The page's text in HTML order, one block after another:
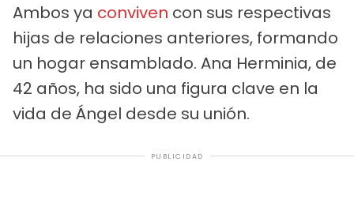
Ambos ya conviven con sus respectivas
hijas de relaciones anteriores, formando
un hogar ensamblado. Ana Herminia, de
42 años, ha sido una figura clave en la
vida de Ángel desde su unión.
PUBLICIDAD